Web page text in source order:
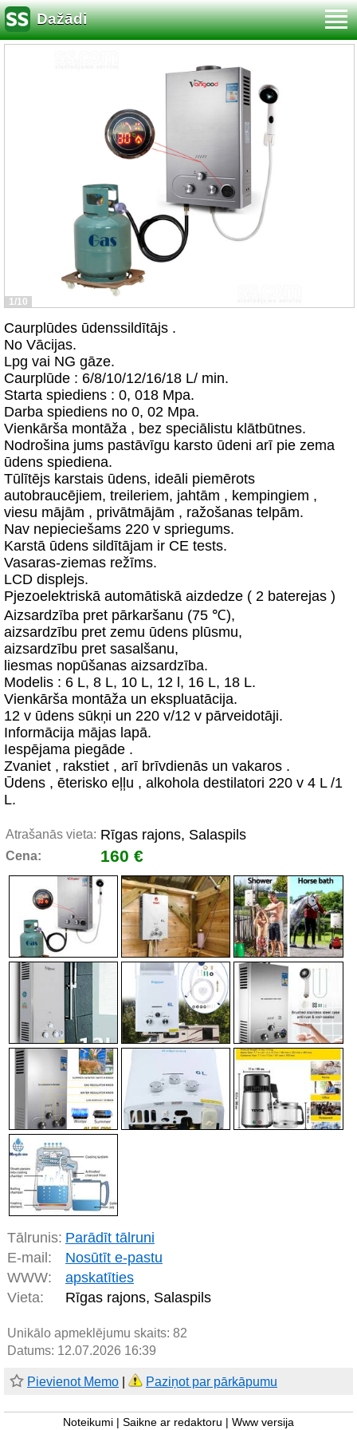
Dažādi
1/10
Caurplūdes ūdenssildītājs .
No Vācijas.
Lpg vai NG gāze.
Caurplūde : 6/8/10/12/16/18 L/ min.
Starta spiediens : 0, 018 Mpa.
Darba spiediens no 0, 02 Mpa.
Vienkārša montāža , bez speciālistu klātbūtnes.
Nodrošina jums pastāvīgu karsto ūdeni arī pie zema
ūdens spiediena.
Tūlītējs karstais ūdens, ideāli piemērots
autobraucējiem, treileriem, jahtām , kempingiem ,
viesu mājām , privātmājām , ražošanas telpām.
Nav nepieciešams 220 v spriegums.
Karstā ūdens sildītājam ir CE tests.
Vasaras-ziemas režīms.
LCD displejs.
Pjezoelektriskā automātiskā aizdedze ( 2 baterejas )
Aizsardzība pret pārkaršanu (75 ℃),
aizsardzību pret zemu ūdens plūsmu,
aizsardzību pret sasalšanu,
liesmas nopūšanas aizsardzība.
Modelis : 6 L, 8 L, 10 L, 12 l, 16 L, 18 L.
Vienkārša montāža un ekspluatācija.
12 v ūdens sūkņi un 220 v/12 v pārveidotāji.
Informācija mājas lapā.
Iespējama piegāde .
Zvaniet , rakstiet , arī brīvdienās un vakaros .
Ūdens , ēterisko eļļu , alkohola destilatori 220 v 4 L /1
L.
Atrašanās vieta: Rīgas rajons, Salaspils
Cena: 160 €
Tālrunis: Parādīt tālruni
E-mail:
Nosūtīt e-pastu
WWW:
apskatīties
Vieta:
Rīgas rajons, Salaspils
Unikālo apmeklējumu skaits: 82
Datums: 12.07.2026 16:39
Pievienot Memo Paziņot par pārkāpumu
Noteikumi Saikne ar redaktoru Www versija